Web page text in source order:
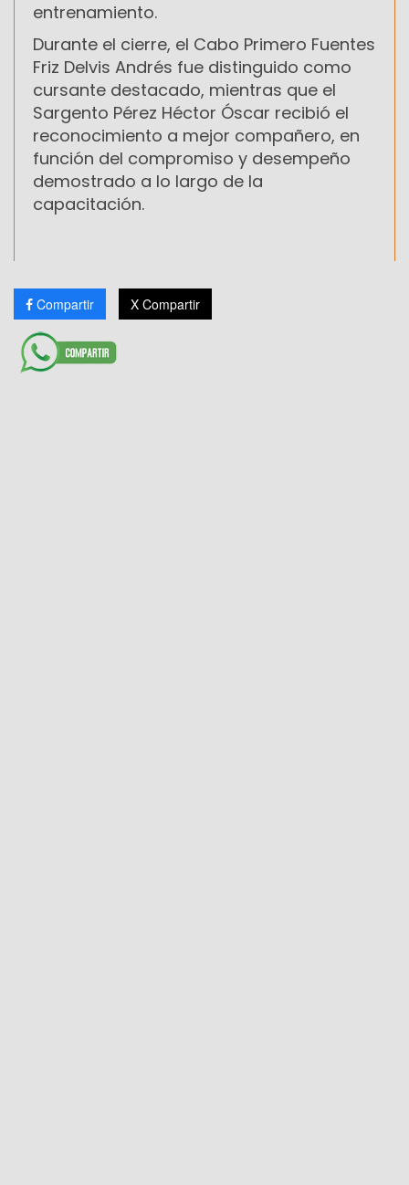
entrenamiento.
Durante el cierre, el Cabo Primero Fuentes
Friz Delvis Andrés fue distinguido como
cursante destacado, mientras que el
Sargento Pérez Héctor Óscar recibió el
reconocimiento a mejor compañero, en
función del compromiso y desempeño
demostrado a lo largo de la
capacitación.
Compartir X Compartir